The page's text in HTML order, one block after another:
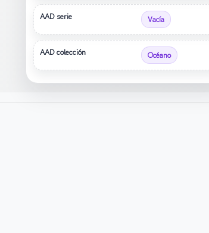
AAD serie Vacía
AAD colección Océano